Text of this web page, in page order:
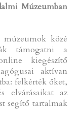
Múzeumban
közé
támogatni a
kiegészítő
aktívan
felkérték őket,
elvárásaikat az
segítő tartalmak